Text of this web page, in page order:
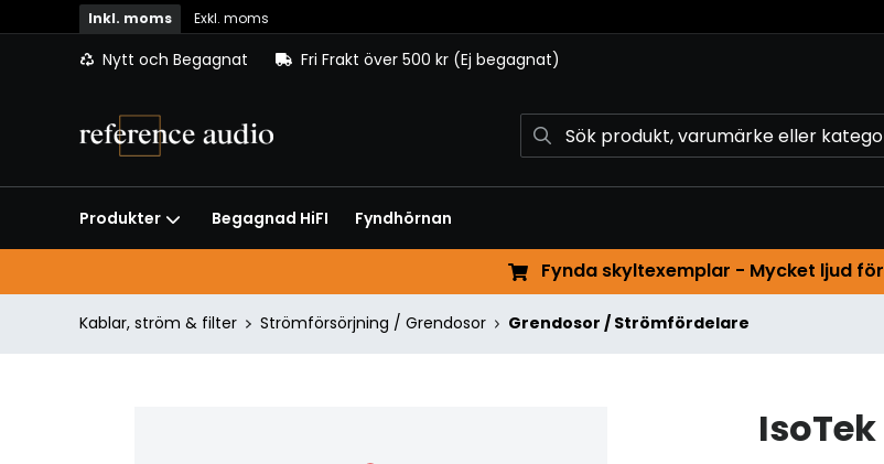
Inkl. moms Exkl. moms
Nytt och Begagnat Fri Frakt över 500 kr (Ej begagnat)
Produkter Begagnad HiFI Fyndhörnan
Fynda skyltexemplar - Mycket ljud
Kablar, ström & filter Strömförsörjning / Grendosor Grendosor / Strömfördelare